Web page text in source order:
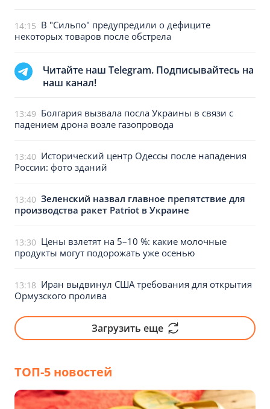
14:15 В "Сильпо" предупредили о дефиците
некоторых товаров после обстрела
Читайте наш Telegram. Подписывайтесь на
наш канал!
13:49 Болгария вызвала посла Украины в связи с
падением дрона возле газопровода
13:40 Исторический центр Одессы после нападения
России: фото зданий
13:40 Зеленский назвал главное препятствие для
производства ракет Patriot в Украине
13:30 Цены взлетят на 5–10 %: какие молочные
продукты могут подорожать уже осенью
13:18 Иран выдвинул США требования для открытия
Ормузского пролива
Загрузить еще
ТОП-5 новостей